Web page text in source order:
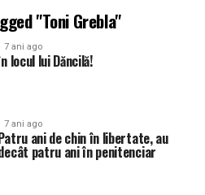
"Toni Grebla"
7 ani ago
locul lui Dăncilă!
7 ani ago
ani de chin în libertate, au
patru ani în penitenciar